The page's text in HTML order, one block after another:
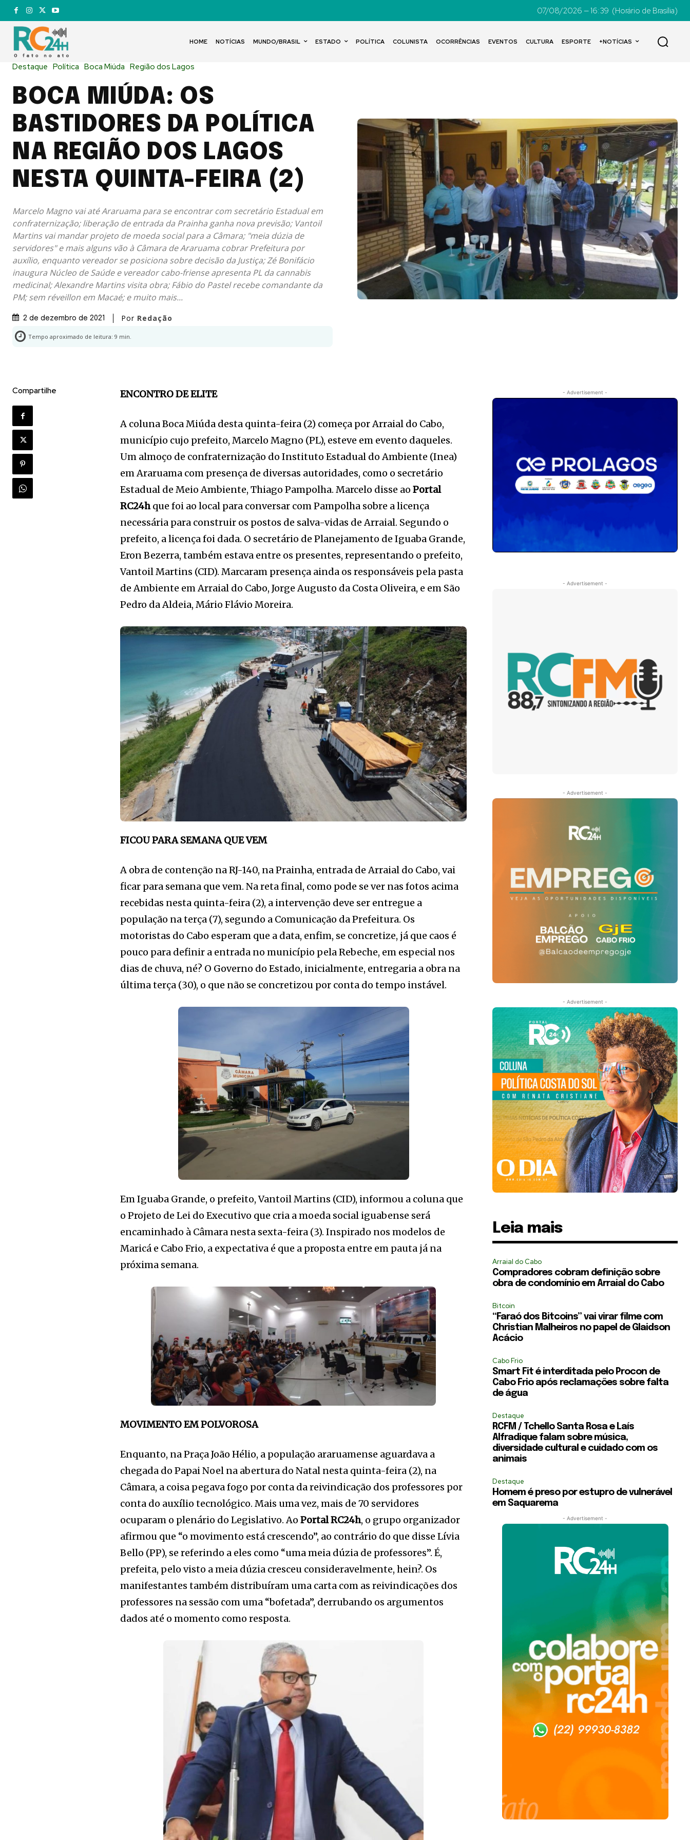
07/08/2026 — 16:39 (Horário de Brasília)
HOME NOTÍCIAS MUNDO/BRASIL ESTADO POLÍTICA COLUNISTA OCORRÊNCIAS EVENTOS CULTURA ESPORTE +NOTÍCIAS
Destaque Política Boca Miúda Região dos Lagos
BOCA MIÚDA: OS
BASTIDORES DA POLÍTICA
NA REGIÃO DOS LAGOS
NESTA QUINTA-FEIRA (2)
Marcelo Magno vai até Araruama para se encontrar com secretário Estadual em
confraternização; liberação de entrada da Prainha ganha nova previsão; Vantoil
Martins vai mandar projeto de moeda social para a Câmara; "meia dúzia de
servidores" e mais alguns vão à Câmara de Araruama cobrar Prefeitura por
auxílio, enquanto vereador se posiciona sobre decisão da Justiça; Zé Bonifácio
inaugura Núcleo de Saúde e vereador cabo-friense apresenta PL da cannabis
medicinal; Alexandre Martins visita obra; Fábio do Pastel recebe comandante da
PM; sem réveillon em Macaé; e muito mais...
2 de dezembro de 2021 Por Redação
Tempo aproximado de leitura: 9 min.
Compartilhe ENCONTRO DE ELITE
A coluna Boca Miúda desta quinta-feira (2) começa por Arraial do Cabo,
município cujo prefeito, Marcelo Magno (PL), esteve em evento daqueles.
Um almoço de confraternização do Instituto Estadual do Ambiente (Inea)
em Araruama com presença de diversas autoridades, como o secretário
Estadual de Meio Ambiente, Thiago Pampolha. Marcelo disse aoPortal
RC24hque foi ao local para conversar com Pampolha sobre a licença
necessária para construir os postos de salva-vidas de Arraial. Segundo o
prefeito, a licença foi dada. O secretário de Planejamento de Iguaba Grande,
Eron Bezerra, também estava entre os presentes, representando o prefeito,
Vantoil Martins (CID). Marcaram presença ainda os responsáveis pela pasta
de Ambiente em Arraial do Cabo, Jorge Augusto da Costa Oliveira, e em São
Pedro da Aldeia, Mário Flávio Moreira.
FICOU PARA SEMANA QUE VEM
A obra de contenção na RJ-140, na Prainha, entrada de Arraial do Cabo, vai
ficar para semana que vem. Na reta final, como pode se ver nas fotos acima
recebidas nesta quinta-feira (2), a intervenção deve ser entregue a
população na terça (7), segundo a Comunicação da Prefeitura. Os
motoristas do Cabo esperam que a data, enfim, se concretize, já que caos é
pouco para definir a entrada no município pela Rebeche, em especial nos
dias de chuva, né? O Governo do Estado, inicialmente, entregaria a obra na
última terça (30), o que não se concretizou por conta do tempo instável.
Em Iguaba Grande, o prefeito, Vantoil Martins (CID), informou a coluna que
o Projeto de Lei do Executivo que cria a moeda social iguabense será
encaminhado à Câmara nesta sexta-feira (3). Inspirado nos modelos de
Maricá e Cabo Frio, a expectativa é que a proposta entre em pauta já na
próxima semana.
MOVIMENTO EM POLVOROSA
Enquanto, na Praça João Hélio, a população araruamense aguardava a
chegada do Papai Noel na abertura do Natal nesta quinta-feira (2), na
Câmara, a coisa pegava fogo por conta da reivindicação dos professores por
conta do auxílio tecnológico. Mais uma vez, mais de 70 servidores
ocuparam o plenário do Legislativo. AoPortal RC24h, o grupo organizador
afirmou que “o movimento está crescendo”, ao contrário do que disse Lívia
Bello (PP), se referindo a eles como “uma meia dúzia de professores”. É,
prefeita, pelo visto a meia dúzia cresceu consideravelmente, hein?. Os
manifestantes também distribuíram uma carta com as reivindicações dos
professores na sessão com uma “bofetada”, derrubando os argumentos
dados até o momento como resposta.
- Advertisement -
- Advertisement -
- Advertisement -
- Advertisement -
Leia mais
Arraial do Cabo
Compradores cobram definição sobre
obra de condomínio em Arraial do Cabo
Bitcoin
“Faraó dos Bitcoins” vai virar filme com
Christian Malheiros no papel de Glaidson
Acácio
Cabo Frio
Smart Fit é interditada pelo Procon de
Cabo Frio após reclamações sobre falta
de água
Destaque
RCFM / Tchello Santa Rosa e Laís
Alfradique falam sobre música,
diversidade cultural e cuidado com os
animais
Destaque
Homem é preso por estupro de vulnerável
em Saquarema
- Advertisement -